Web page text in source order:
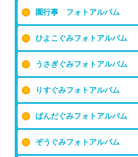
園行事 フォトアルバム
ひよこぐみフォトアルバム
うさぎぐみフォトアルバム
りすぐみフォトアルバム
ぱんだぐみフォトアルバム
ぞうぐみフォトアルバム